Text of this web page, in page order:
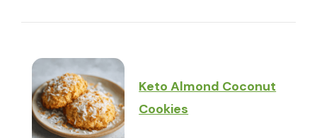
Keto Almond Coconut
Cookies